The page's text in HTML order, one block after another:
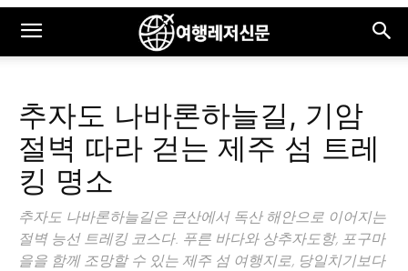
추자도 나바론하늘길, 기암
절벽 따라 걷는 제주 섬 트레
킹 명소
추자도 나바론하늘길은 큰산에서 독산 해안으로 이어지는
절벽 능선 트레킹 코스다. 푸른 바다와 상추자도항, 포구마
을을 함께 조망할 수 있는 제주 섬 여행지로, 당일치기보다